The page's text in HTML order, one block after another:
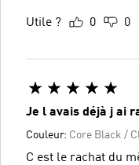
Utile ? 0 0
Je l avais déjà j ai
Couleur: Core Black /
C est le rachat du